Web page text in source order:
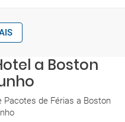
a Boston
de Férias a Boston